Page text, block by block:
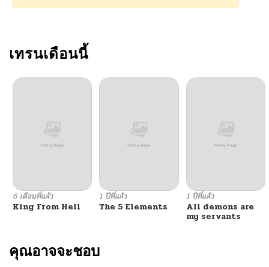
ตอนที่ 20
ตอนที่ 19
ตอนที่ 17 10/27/2025
ตอนที่ 16
ตอนที่ 15 10/08/2025
ตอนที่ 14
เทรนเดือนนี้
6 เดือนที่แล้ว
King From Hell
1 ปีที่แล้ว
The 5 Elements
1 ปีที่แล้ว
All demons are
my servants
คุณอาจจะชอบ